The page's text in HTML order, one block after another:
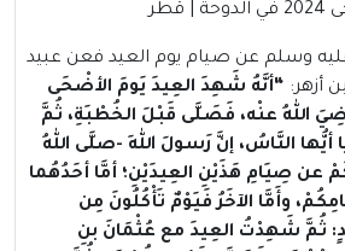
وسلم عن صيام يوم العيد فعن عبيد
أزهر: “أنَّهُ شَهِدَ العِيدَ يَومَ الأضْحَى
اللهُ عنْه، فَصَلَّى قَبْلَ الخُطْبَةِ، ثُمَّ
النَّاسُ، إنَّ رَسولَ اللهِ -صلَّى اللهُ
عن صِيَامِ هَذَيْنِ العِيدَيْنِ؛ أمَّا أحَدُهُما
وأَمَّا الآخَرُ فَيَوْمٌ تَأْكُلُونَ مِن
ثُمَّ شَهِدْتُ العِيدَ مع عُثْمَانَ بنِ